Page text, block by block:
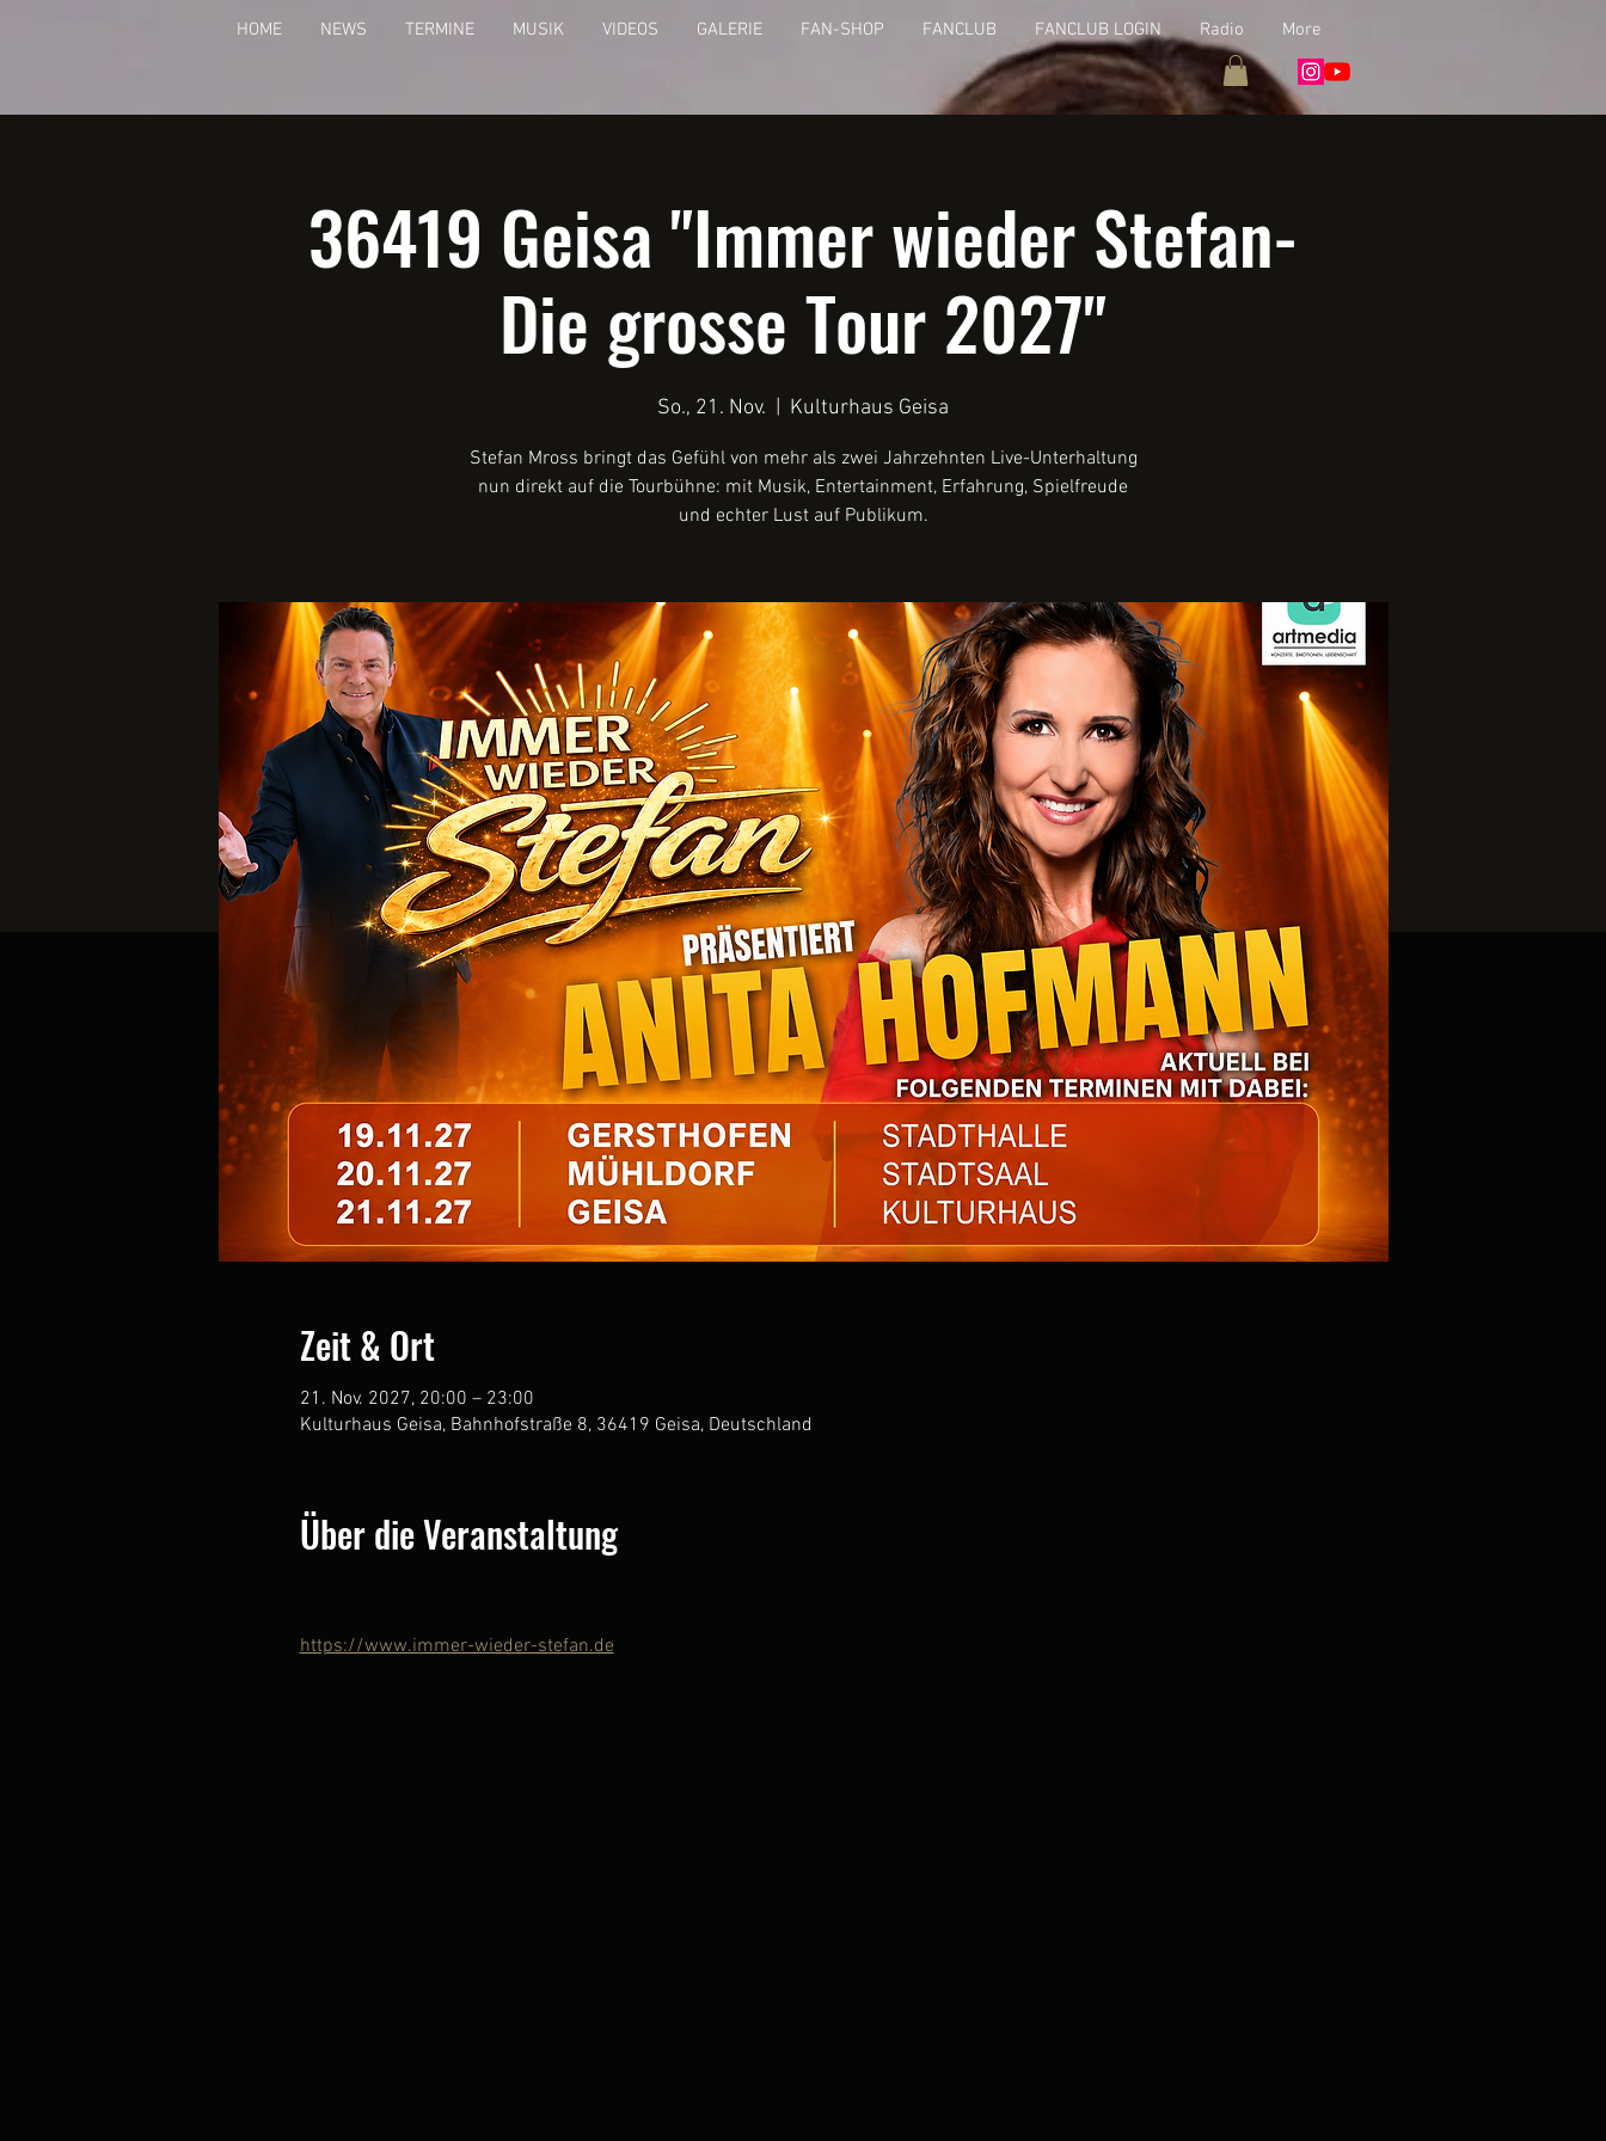
HOME NEWS TERMINE MUSIK VIDEOS GALERIE FAN-SHOP FANCLUB FANCLUB LOGIN Radio More
36419 Geisa "Immer wieder Stefan-
Die grosse Tour 2027"
So., 21. Nov.
  |
Kulturhaus Geisa
Stefan Mross bringt das Gefühl von mehr als zwei Jahrzehnten Live-Unterhaltung
nun direkt auf die Tourbühne: mit Musik, Entertainment, Erfahrung, Spielfreude
und echter Lust auf Publikum.
Zeit & Ort
21. Nov. 2027, 20:00 – 23:00
Kulturhaus Geisa, Bahnhofstraße 8, 36419 Geisa, Deutschland
Über die Veranstaltung
https://www.immer-wieder-stefan.de